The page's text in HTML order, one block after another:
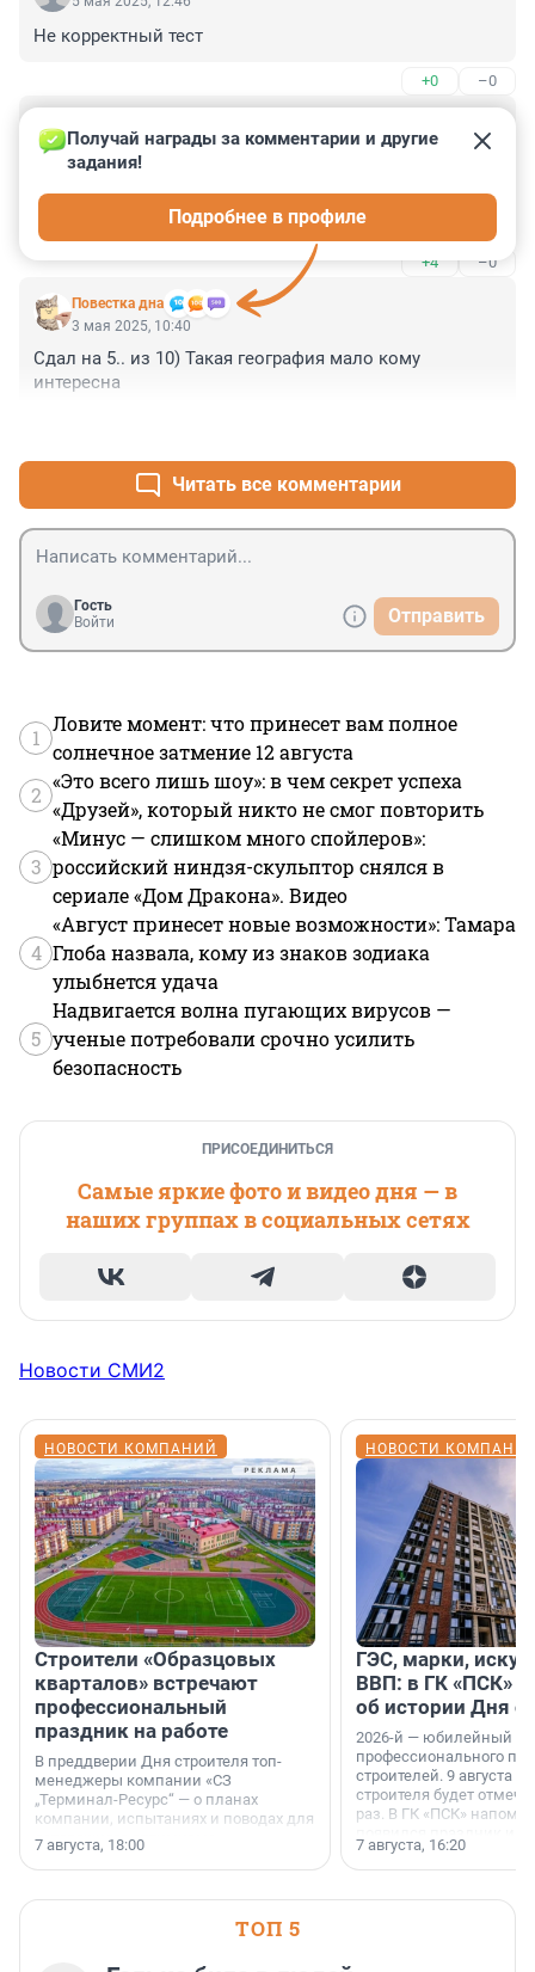
Не корректный тест
+0 –0
3 мая 2025, 16:48
В вопросе 5 нет задачи расположить города по
численности. Соответственно, варианты 1,5,6 и 6,1,5 -
одинаково правильные, а вы засчитываете один из
них, как неверный ответ. В вопросе нужно только
выбрать три города с наибольшей численностью,
скорректируйте тогда вопрос что ли, а то оба ответа
верные так то по формулировке вопроса.
+4 –0
Повестка дна
Получай награды за комментарии и другие
задания!
Подробнее в профиле
3 мая 2025, 10:40
Сдал на 5.. из 10) Такая география мало кому
интересна
Читать все комментарии
Гость
Войти
Отправить
1
Ловите момент: что принесет вам полное
солнечное затмение 12 августа
2
«Это всего лишь шоу»: в чем секрет успеха
«Друзей», который никто не смог повторить
3
«Минус — слишком много спойлеров»:
российский ниндзя-скульптор снялся в
сериале «Дом Дракона». Видео
4
«Август принесет новые возможности»: Тамара
Глоба назвала, кому из знаков зодиака
улыбнется удача
5
Надвигается волна пугающих вирусов —
ученые потребовали срочно усилить
безопасность
ПРИСОЕДИНИТЬСЯ
Самые яркие фото и видео дня — в
наших группах в социальных сетях
Новости СМИ2
НОВОСТИ КОМПАНИЙ
Строители «Образцовых
кварталов» встречают
профессиональный
праздник на работе
В преддверии Дня строителя топ-
менеджеры компании «СЗ
„Терминал-Ресурс“ — о планах
компании, испытаниях и поводах для
осторожного оптимизма.
7 августа, 18:00
НОВОСТИ
ГЭС, марки,
ВВП: в ГК «ПСК»
об истории Дня
2026-й — юбилейный
профессионального
строителей. 9 августа
строителя будет
раз. В ГК «ПСК»
поменялась роль
7 августа, 16:20
ТОП 5